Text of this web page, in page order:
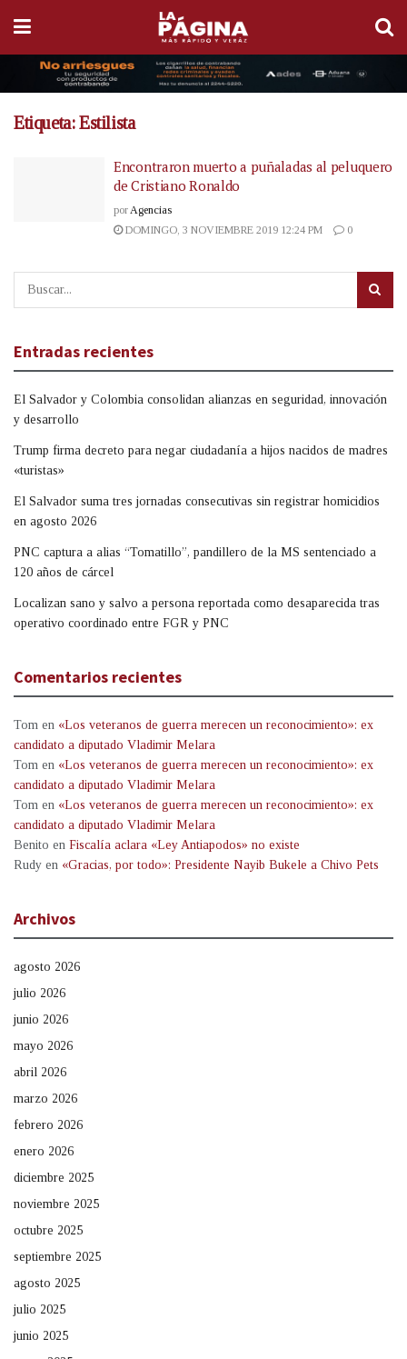
Etiqueta:Estilista
Encontraron muerto a puñaladas al peluquero
de Cristiano Ronaldo
por Agencias
DOMINGO, 3 NOVIEMBRE 2019 12:24 PM
0
Entradas recientes
El Salvador y Colombia consolidan alianzas en seguridad, innovación
y desarrollo
Trump firma decreto para negar ciudadanía a hijos nacidos de madres
«turistas»
El Salvador suma tres jornadas consecutivas sin registrar homicidios
en agosto 2026
PNC captura a alias “Tomatillo”, pandillero de la MS sentenciado a
120 años de cárcel
Localizan sano y salvo a persona reportada como desaparecida tras
operativo coordinado entre FGR y PNC
Comentarios recientes
Tom en «Los veteranos de guerra merecen un reconocimiento»: ex
candidato a diputado Vladimir Melara
Tom en «Los veteranos de guerra merecen un reconocimiento»: ex
candidato a diputado Vladimir Melara
Tom en «Los veteranos de guerra merecen un reconocimiento»: ex
candidato a diputado Vladimir Melara
Benito en Fiscalía aclara «Ley Antiapodos» no existe
Rudy en «Gracias, por todo»: Presidente Nayib Bukele a Chivo Pets
Archivos
agosto 2026
julio 2026
junio 2026
mayo 2026
abril 2026
marzo 2026
febrero 2026
enero 2026
diciembre 2025
noviembre 2025
octubre 2025
septiembre 2025
agosto 2025
julio 2025
junio 2025